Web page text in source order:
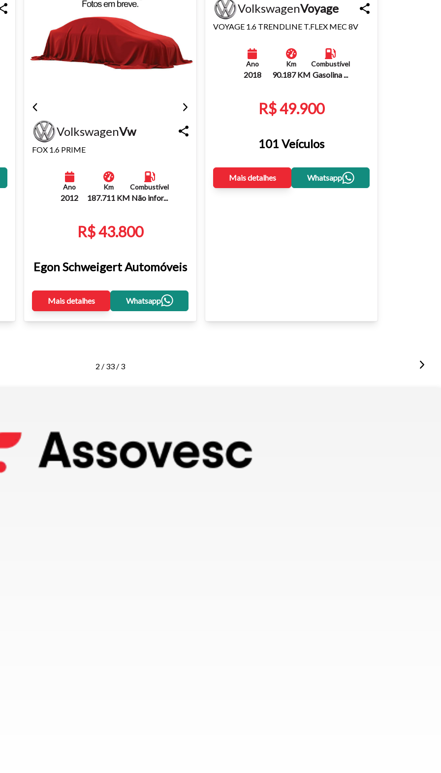
Fechar
VolkswagenVw
FOX 1.6 PRIME
Ano
2012
Km
187.711 KM
Combustível
Não infor...
R$ 43.800
Egon Schweigert Automóveis
Mais detalhes Whatsapp
VolkswagenVoyage
VOYAGE 1.6 TRENDLINE T.FLEX MEC 8V
Ano
2018
Km
90.187 KM
Combustível
Gasolina ...
R$ 49.900
101 Veículos
Mais detalhes Whatsapp
2 / 33 / 3